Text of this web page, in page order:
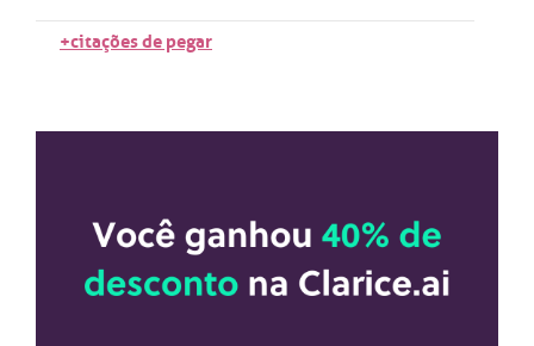
+citações de pegar